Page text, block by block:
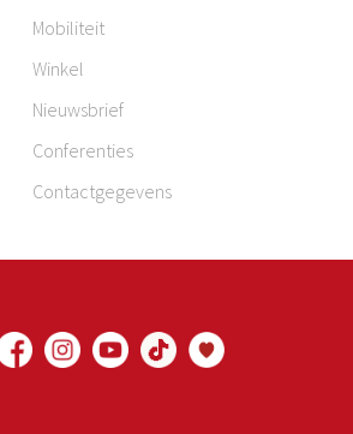
Mobiliteit
Winkel
Nieuwsbrief
Conferenties
Contactgegevens